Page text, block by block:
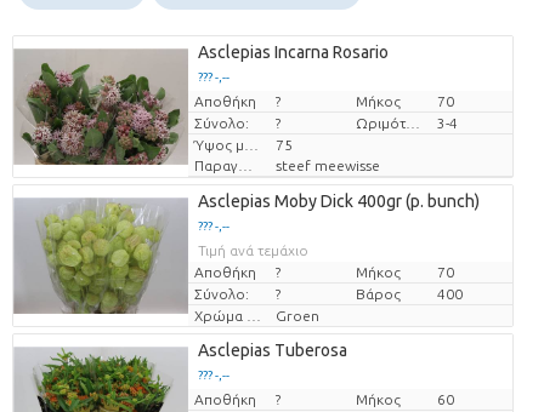
Asclepias Incarna Rosario
??? -,--
Τιμή ανά τεμάχιο
Αποθήκη ? Μήκος
70
Σύνολο:
?
3-4
75
Παραγωγός
steef meewisse
Asclepias Moby Dick 400gr (p. bunch)
??? -,--
Τιμή ανά τεμάχιο
Αποθήκη
? Μήκος
70
Σύνολο:
? Βάρος
400
Groen
Asclepias Tuberosa
??? -,--
Τιμή ανά τεμάχιο
Αποθήκη ? Μήκος
60